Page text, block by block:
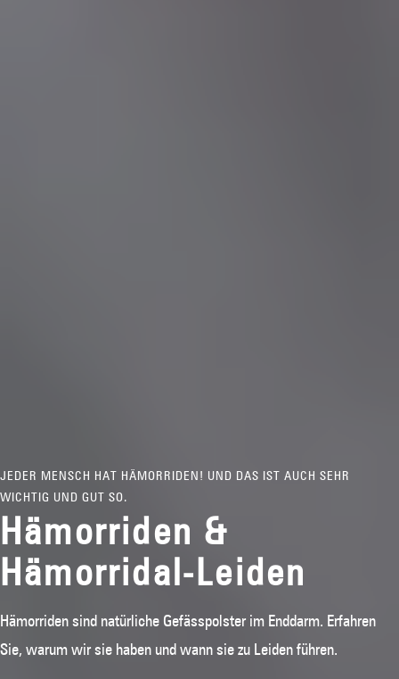
JEDER MENSCH HAT HÄMORRIDEN! UND DAS IST AUCH SEHR
WICHTIG UND GUT SO.
Hämorriden &
Hämorridal-Leiden
Hämorriden sind natürliche Gefässpolster im Enddarm. Erfahren
Sie, warum wir sie haben und wann sie zu Leiden führen.